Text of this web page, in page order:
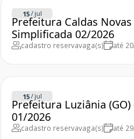
15/ jul
Prefeitura Caldas Novas
Simplificada 02/2026
cadastro reservavaga(s) até
15/ jul
Prefeitura Luziânia
01/2026
cadastro reservavaga(s) até